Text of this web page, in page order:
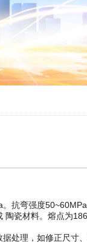
抗弯强度50~60MPa
陶瓷材料。熔点为
处理，如修正尺寸